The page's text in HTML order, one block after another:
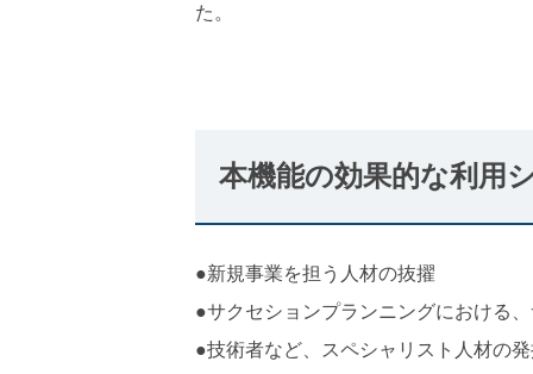
た。
本機能の効果的な利用
●新規事業を担う人材の抜擢
●サクセションプランニングにおける
●技術者など、スペシャリスト人材の